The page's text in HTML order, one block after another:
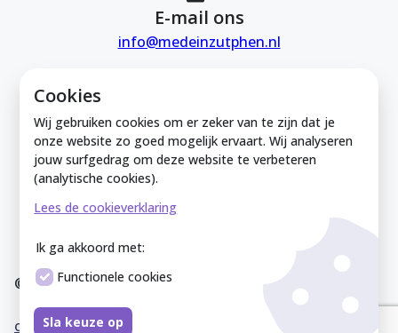
Cookies
Wij gebruiken cookies om er zeker van te zijn dat je
onze website zo goed mogelijk ervaart. Wij analyseren
jouw surfgedrag om deze website te verbeteren
(analytische cookies).
Lees de cookieverklaring
Ik ga akkoord met:
Functionele cookies
Sla keuze op
E-mail ons
info@medeinzutphen.nl
Mede in Zutphen is onderdeel van de
Zutphense Uitdaging. KVK Zutphense
Uitdaging: 08212926
© Mede In Zutphen 2025
Disclaimer
Privacyverklaring
okieverklaring